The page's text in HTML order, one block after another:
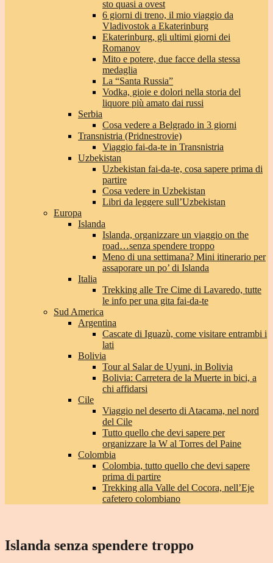
sto quasi a ovest
6 giorni di treno, il mio viaggio da
Vladivostok a Ekaterinburg
Ekaterinburg, gli ultimi giorni dei
Romanov
Mito e potere, due facce della stessa
medaglia
La “Santa Russia”
Vodka, gioie e dolori nella storia del
liquore più amato dai russi
Serbia
Cosa vedere a Belgrado in 3 giorni
Transnistria (Pridnestrovie)
Viaggio fai-da-te in Transnistria
Uzbekistan
Uzbekistan fai-da-te, cosa sapere prima di
partire
Cosa vedere in Uzbekistan
Libri da leggere sull’Uzbekistan
Europa
Islanda
Islanda, organizzare un viaggio on the
road…senza spendere troppo
Meno di una settimana? Mini itinerario per
assaporare un po’ di Islanda
Italia
Trekking alle Tre Cime di Lavaredo, tutte
le info per una gita fai-da-te
Sud America
Argentina
Cascate di Iguazù, come visitare entrambi i
lati
Bolivia
Tour al Salar de Uyuni, in Bolivia
Bolivia: Carretera de la Muerte in bici, a
chi affidarsi
Cile
Viaggio nel deserto di Atacama, nel nord
del Cile
Tutto quello che devi sapere per
organizzare la W al Torres del Paine
Colombia
Colombia, tutto quello che devi sapere
prima di partire
Trekking alla Valle del Cocora, nell’Eje
cafetero colombiano
Islanda senza spendere troppo